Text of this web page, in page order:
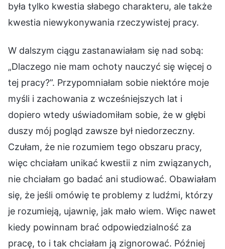
była tylko kwestia słabego charakteru, ale także
kwestia niewykonywania rzeczywistej pracy.
W dalszym ciągu zastanawiałam się nad sobą:
„Dlaczego nie mam ochoty nauczyć się więcej o
tej pracy?”. Przypomniałam sobie niektóre moje
myśli i zachowania z wcześniejszych lat i
dopiero wtedy uświadomiłam sobie, że w głębi
duszy mój pogląd zawsze był niedorzeczny.
Czułam, że nie rozumiem tego obszaru pracy,
więc chciałam unikać kwestii z nim związanych,
nie chciałam go badać ani studiować. Obawiałam
się, że jeśli omówię te problemy z ludźmi, którzy
je rozumieją, ujawnię, jak mało wiem. Więc nawet
kiedy powinnam brać odpowiedzialność za
pracę, to i tak chciałam ją zignorować. Później